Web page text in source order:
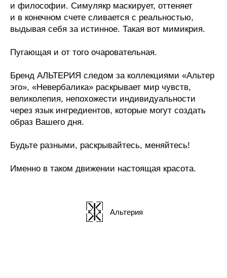
и философии. Симулякр маскирует, оттеняет
и в конечном счете сливается с реальностью,
выдывая себя за истинное. Такая вот мимикрия.
Пугающая и от того очаровательная.
Бренд АЛЬТЕРИЯ следом за коллекциями «Альтер
эго», «Невербалика» раскрывает мир чувств,
великолепия, непохожести индивидуальности
через язык ингредиентов, которые могут создать
образ Вашего дня.
Будьте разными, раскрывайтесь, меняйтесь!
Именно в таком движении настоящая красота.
Альтерия